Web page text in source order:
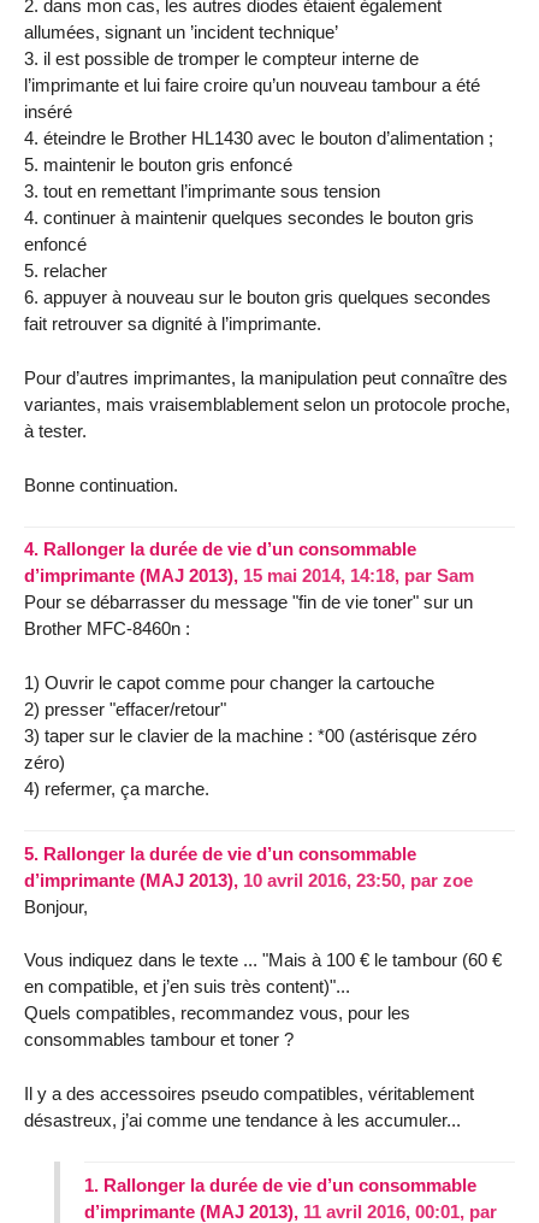
2. dans mon cas, les autres diodes étaient également
allumées, signant un ’incident technique’
3. il est possible de tromper le compteur interne de
l’imprimante et lui faire croire qu’un nouveau tambour a été
inséré
4. éteindre le Brother HL1430 avec le bouton d’alimentation ;
5. maintenir le bouton gris enfoncé
3. tout en remettant l’imprimante sous tension
4. continuer à maintenir quelques secondes le bouton gris
enfoncé
5. relacher
6. appuyer à nouveau sur le bouton gris quelques secondes
fait retrouver sa dignité à l’imprimante.
Pour d’autres imprimantes, la manipulation peut connaître des
variantes, mais vraisemblablement selon un protocole proche,
à tester.
Bonne continuation.
4. Rallonger la durée de vie d’un consommable
d’imprimante (MAJ 2013), 15 mai 2014, 14:18, par Sam
Pour se débarrasser du message "fin de vie toner" sur un
Brother MFC-8460n :
1) Ouvrir le capot comme pour changer la cartouche
2) presser "effacer/retour"
3) taper sur le clavier de la machine : *00 (astérisque zéro
zéro)
4) refermer, ça marche.
5. Rallonger la durée de vie d’un consommable
d’imprimante (MAJ 2013), 10 avril 2016, 23:50, par zoe
Bonjour,
Vous indiquez dans le texte ... "Mais à 100 € le tambour (60 €
en compatible, et j’en suis très content)"...
Quels compatibles, recommandez vous, pour les
consommables tambour et toner ?
Il y a des accessoires pseudo compatibles, véritablement
désastreux, j’ai comme une tendance à les accumuler...
1. Rallonger la durée de vie d’un consommable
d’imprimante (MAJ 2013), 11 avril 2016, 00:01, par